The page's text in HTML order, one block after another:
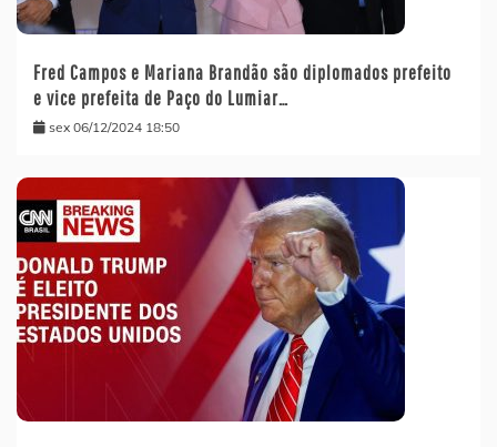
Fred Campos e Mariana Brandão são diplomados prefeito
e vice prefeita de Paço do Lumiar…
sex 06/12/2024 18:50